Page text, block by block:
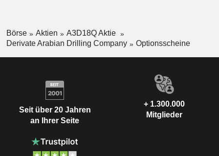
Börse Aktien
A3D18Q Aktie
Derivate Arabian Drilling Company
Optionsscheine
Seit über 20 Jahren
an Ihrer Seite
+ 1.300.000
Mitglieder